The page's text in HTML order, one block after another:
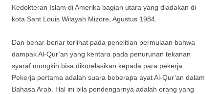
Kedokteran Islam di Amerika bagian utara yang diadakan di
kota Sant Louis Wilayah Mizore, Agustus 1984.
Dan benar-benar terlihat pada penelitian permulaan bahwa
dampak Al-Qur’an yang kentara pada penurunan tekanan
syaraf mungkin bisa dikorelasikan kepada para pekerja:
Pekerja pertama adalah suara beberapa ayat Al-Qur’an dalam
Bahasa Arab. Hal ini bila pendengarnya adalah orang yang